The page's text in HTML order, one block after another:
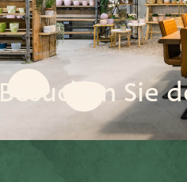
Besuchen Sie